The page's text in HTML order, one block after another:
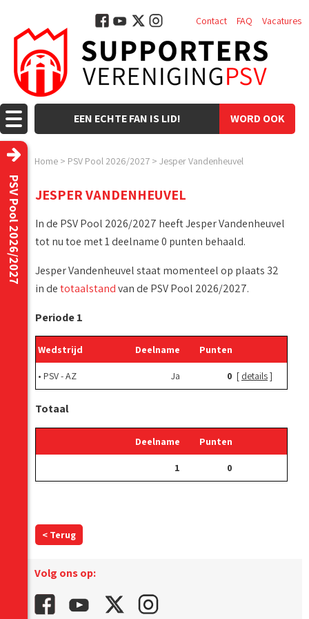
WORD OOK
EEN ECHTE FAN IS LID!
Contact FAQ Vacatures
Home > PSV Pool 2026/2027 > Jesper Vandenheuvel
PSV Pool 2026/2027 JESPER VANDENHEUVEL
In de PSV Pool 2026/2027 heeft Jesper Vandenheuvel
tot nu toe met 1 deelname 0 punten behaald.
Jesper Vandenheuvel staat momenteel op plaats 32
in detotaalstandvan de PSV Pool 2026/2027.
Periode 1
Wedstrijd Deelname Punten
• PSV - AZ Ja 0 [ details]
Totaal
Deelname Punten
1 0
< Terug
Volg ons op: